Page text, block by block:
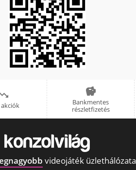

Bankmentes
részletfizetés
videojáték üzlethálózata